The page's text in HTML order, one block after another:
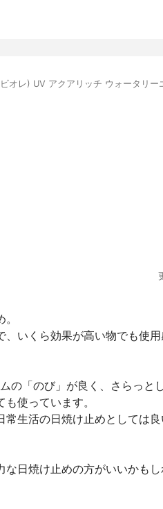
オレ) UV アクアリッチ ウォータリー
いくら効果が高い物でも使
の「のび」が良く、さらっと
使っています。
生活の日焼け止めとしては良
日焼け止めの方がいいかもし